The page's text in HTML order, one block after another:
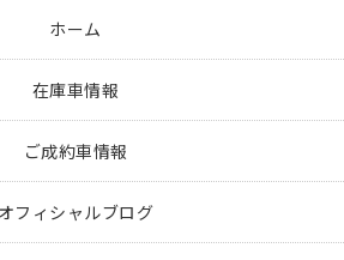
ホーム
在庫車情報
ご成約車情報
オフィシャルブログ